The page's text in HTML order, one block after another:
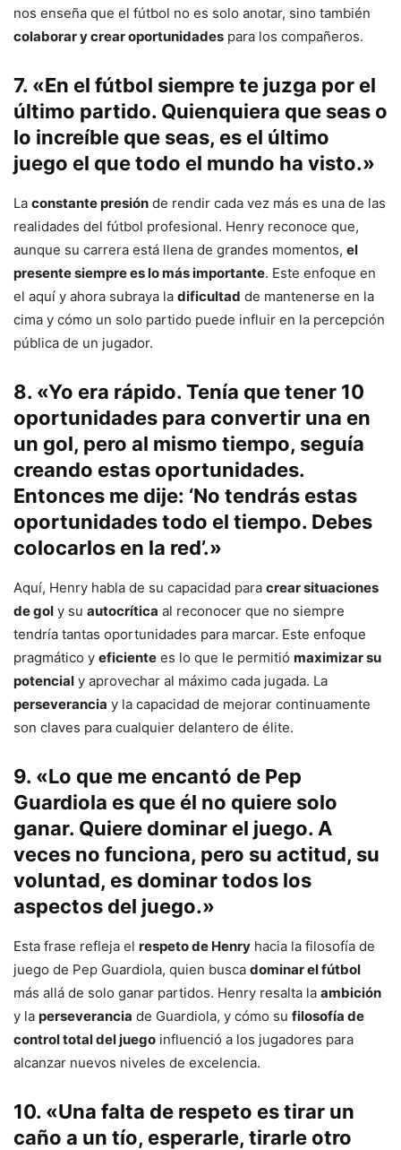
nos enseña que el fútbol no es solo anotar, sino también
colaborar y crear oportunidades para los compañeros.
7. «En el fútbol siempre te juzga por el
último partido. Quienquiera que seas o
lo increíble que seas, es el último
juego el que todo el mundo ha visto.»
La constante presión de rendir cada vez más es una de las
realidades del fútbol profesional. Henry reconoce que,
aunque su carrera está llena de grandes momentos, el
presente siempre es lo más importante. Este enfoque en
el aquí y ahora subraya la dificultad de mantenerse en la
cima y cómo un solo partido puede influir en la percepción
pública de un jugador.
8. «Yo era rápido. Tenía que tener 10
oportunidades para convertir una en
un gol, pero al mismo tiempo, seguía
creando estas oportunidades.
Entonces me dije: ‘No tendrás estas
oportunidades todo el tiempo. Debes
colocarlos en la red’.»
Aquí, Henry habla de su capacidad para crear situaciones
de gol y su autocrítica al reconocer que no siempre
tendría tantas oportunidades para marcar. Este enfoque
pragmático y eficiente es lo que le permitió maximizar su
potencial y aprovechar al máximo cada jugada. La
perseverancia y la capacidad de mejorar continuamente
son claves para cualquier delantero de élite.
9. «Lo que me encantó de Pep
Guardiola es que él no quiere solo
ganar. Quiere dominar el juego. A
veces no funciona, pero su actitud, su
voluntad, es dominar todos los
aspectos del juego.»
Esta frase refleja el respeto de Henry hacia la filosofía de
juego de Pep Guardiola, quien busca dominar el fútbol
más allá de solo ganar partidos. Henry resalta la ambición
y la perseverancia de Guardiola, y cómo su filosofía de
control total del juego influenció a los jugadores para
alcanzar nuevos niveles de excelencia.
10. «Una falta de respeto es tirar un
caño a un tío, esperarle, tirarle otro